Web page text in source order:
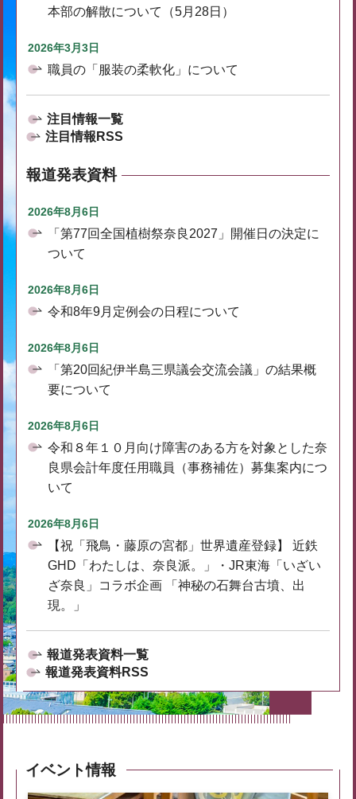
本部の解散について（5月28日）
2026年3月3日
職員の「服装の柔軟化」について
注目情報一覧
注目情報RSS
報道発表資料
2026年8月6日
「第77回全国植樹祭奈良2027」開催日の決定に
ついて
2026年8月6日
令和8年9月定例会の日程について
2026年8月6日
「第20回紀伊半島三県議会交流会議」の結果概
要について
2026年8月6日
令和８年１０月向け障害のある方を対象とした奈
良県会計年度任用職員（事務補佐）募集案内につ
いて
2026年8月6日
【祝「飛鳥・藤原の宮都」世界遺産登録】 近鉄
GHD「わたしは、奈良派。」・JR東海「いざい
ざ奈良」コラボ企画 「神秘の石舞台古墳、出
現。」
報道発表資料一覧
報道発表資料RSS
イベント情報